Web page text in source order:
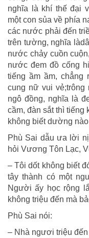
nghĩa là khí thế đại
một con sủa về phía
các nước phải đến
trên tường, nghĩa
nước chảy cuồn
nước đem đồ cống
tiếng ầm ầm, chẳng
cung nữ vui
ngô đồng, nghĩa là
cầm, đàn sắt thì tiếng
không biết dường
Phù Sai dẫu ưa lời
hỏi Vương Tôn Lạc,
– Tôi dốt không biết
tây thành có một
Người ấy học rộng
không triệu đến mà
Phù Sai nói:
– Nhà ngươi triệu đến